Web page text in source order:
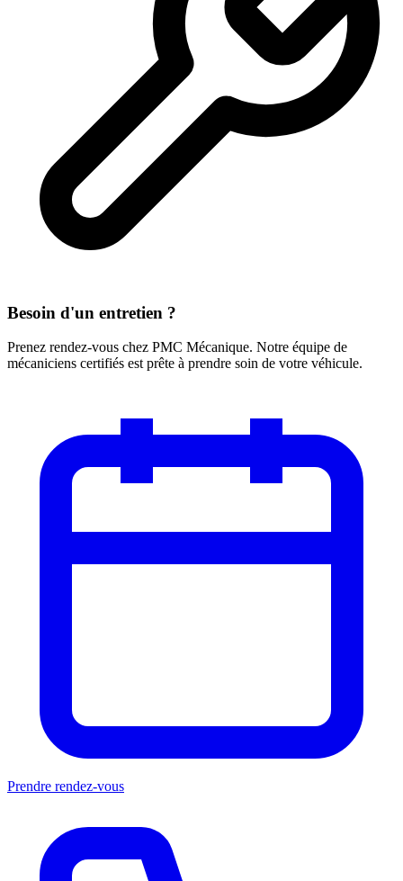
Besoin d'un entretien ?
Prenez rendez-vous chez PMC Mécanique. Notre équipe de
mécaniciens certifiés est prête à prendre soin de votre véhicule.
Prendre rendez-vous